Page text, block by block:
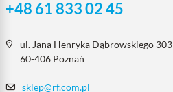
+48 61 833 02 45
ul. Jana Henryka Dąbrowskiego 303
60-406 Poznań
sklep@rf.com.pl